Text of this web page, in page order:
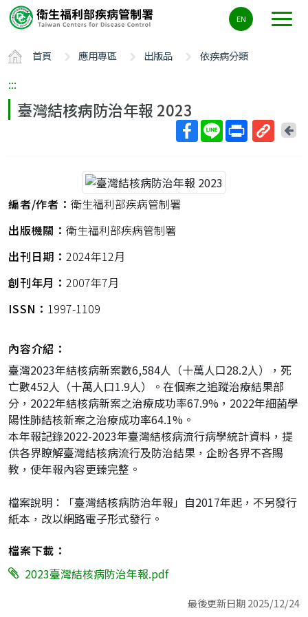
要
容
ALT+C
EN
首頁 應用專區 出版品 依疾病分類
:::
臺灣結核病防治年報 2023
回
編者/作者： 衛生福利部疾病管制署
出版機關： 衛生福利部疾病管制署
出刊日期： 2024年12月
創刊年月： 2007年7月
ISSN： 1997-1109
內容介紹：
臺灣2023年結核病新案數6,584人（十萬人口28.2人）
，死
亡數452人（十萬人口1.9人）。 在個案之追蹤治療結果部
分，2022年結核病新案之治療成功率67.9%，2022年細菌學
陽性肺結核新案之治療成功率64.1%。
本年報記錄2022-2023年臺灣結核病流行病學統計資料， 提
供各界瞭解臺灣結核病流行及防治結果，企盼各界不吝賜
教，使年報內容更臻完整。
檔案說明：「臺灣結核病防治年報」自2017年起， 不另發行
紙本，改以網路電子形式發行。
檔案下載：
2023臺灣結核病防治年報.pdf
最後更新日期 2025/12/24